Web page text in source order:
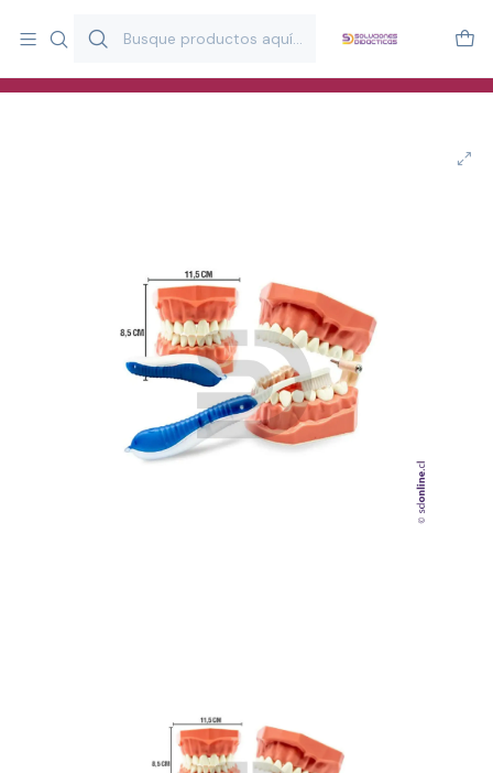
y estimulación infantil en Chile.
Especialistas en recursos educativos para aulas, terapeutas y